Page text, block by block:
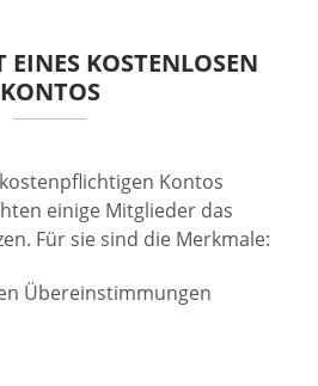
KOSTENLOSEN
KONTOS
Kontos
einige Mitglieder das
Für sie sind die Merkmale:
Übereinstimmungen